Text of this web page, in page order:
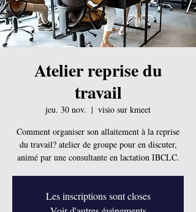
Atelier reprise du
travail
jeu. 30 nov.
  |
visio sur kmeet
Comment organiser son allaitement à la reprise
du travail? atelier de groupe pour en discuter,
animé par une consultante en lactation IBCLC.
Les inscriptions sont closes